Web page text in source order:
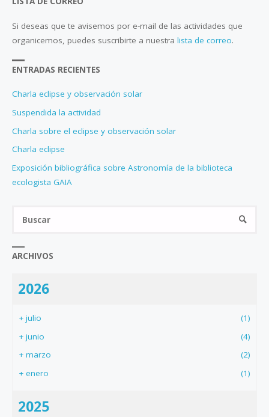
Si deseas que te avisemos por e-mail de las actividades que
organicemos, puedes suscribirte a nuestralista de correo.
ENTRADAS RECIENTES
Charla eclipse y observación solar
Suspendida la actividad
Charla sobre el eclipse y observación solar
Charla eclipse
Exposición bibliográfica sobre Astronomía de la biblioteca
ecologista GAIA
ARCHIVOS
2026
+ julio
(1)
+ junio
(4)
+ marzo
(2)
+ enero (1)
2025